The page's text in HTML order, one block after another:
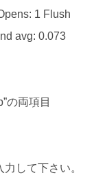
1 Flush
avg: 0.073
の両項目
して下さい。